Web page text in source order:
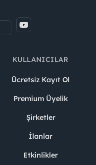
KULLANICILAR
Ücretsiz Kayıt Ol
Premium Üyelik
Şirketler
İlanlar
Etkinlikler